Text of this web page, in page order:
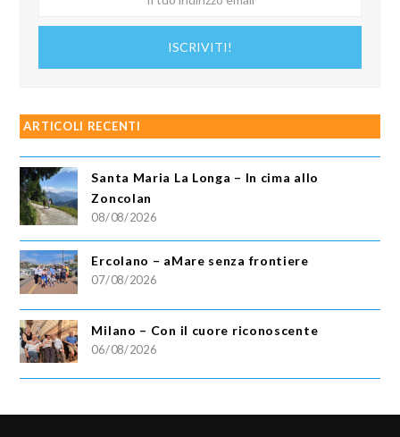
ISCRIVITI!
ARTICOLI RECENTI
Santa Maria La Longa – In cima allo
Zoncolan
08/08/2026
Ercolano – aMare senza frontiere
07/08/2026
Milano – Con il cuore riconoscente
06/08/2026